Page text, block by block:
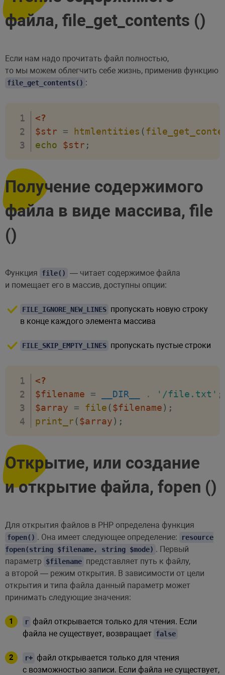
файла, file_get_contents ()
Если нам надо прочитать файл полностью,
то мы можем облегчить себе жизнь, применив функцию
file_get_contents() :
<?
$str
= htmlentities (
echo
$str ;
Получение содержимого
файла в виде массива, file
()
Функция file()
— читает содержимое файла
и помещает его в массив, доступны опции:
FILE_IGNORE_NEW_LINES пропускать новую строку
в конце каждого элемента массива
FILE_SKIP_EMPTY_LINES пропускать пустые строки
<?
$filename
= __DIR__ . '/file.txt' ;
$array
= file ($filename) ;
print_r ($array) ;
Открытие, или создание
и открытие файла, fopen ()
Для открытия файлов в PHP определена функция
fopen() . Она имеет следующее определение:
resource
fopen(string $filename, string $mode) . Первый
параметр
$filename представляет путь к файлу,
а второй — режим открытия. В зависимости от цели
открытия и типа файла данный параметр может
принимать следующие значения:
r файл открывается только для чтения. Если
файла не существует, возвращает false
r+ файл открывается только для чтения
с возможностью записи. Если файла не существует,